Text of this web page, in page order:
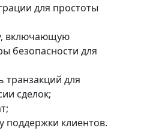
для простоты
включающую
безопасности для
транзакций для
сделок;
поддержки клиентов.